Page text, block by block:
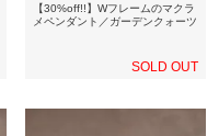
【30%off!!】Wフレームのマクラ
メペンダント／ガーデンクォーツ
SOLD OUT